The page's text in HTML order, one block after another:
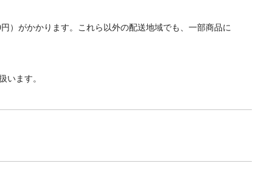
）がかかります。これら以外の配送地域でも、一部商品に
います。